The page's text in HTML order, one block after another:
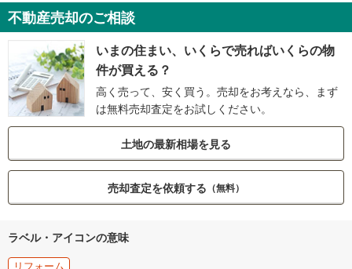
不動産売却のご相談
いまの住まい、いくらで売ればいくらの物
件が買える？
高く売って、安く買う。売却をお考えなら、まず
は無料売却査定をお試しください。
土地の最新相場を見る
売却査定を依頼する （無料）
ラベル・アイコンの意味
リフォーム